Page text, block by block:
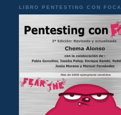
LIBRO PENTESTING CON FOCA